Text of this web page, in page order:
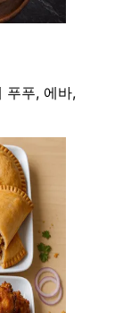
푸푸, 에바,